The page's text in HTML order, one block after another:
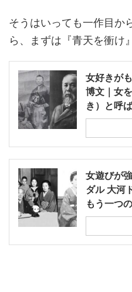
そうはいっても一作目か
ら、まずは『青天を衝け
女好きが
博文｜女
き）と呼
女遊びが
ダル 大河
もう一つ